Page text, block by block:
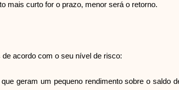
Ajuda
mais curto for o prazo, menor será o retorno.
acordo com o seu nível de risco:
geram um pequeno rendimento sobre o saldo